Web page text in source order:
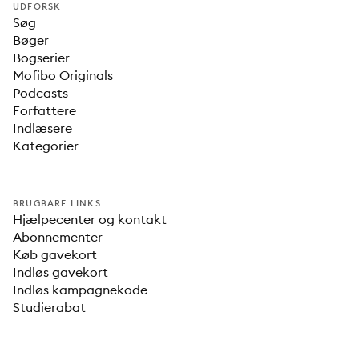
UDFORSK
Søg
Bøger
Bogserier
Mofibo Originals
Podcasts
Forfattere
Indlæsere
Kategorier
BRUGBARE LINKS
Hjælpecenter og kontakt
Abonnementer
Køb gavekort
Indløs gavekort
Indløs kampagnekode
Studierabat